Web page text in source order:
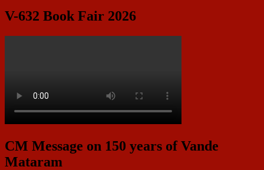
V-632 Book Fair 2026
CM Message on 150 years of Vande
Mataram